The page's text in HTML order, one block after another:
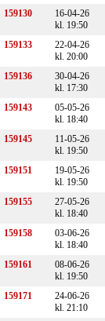
159130
16-04-26
kl. 19:50
159133
22-04-26
kl. 20:00
159136
30-04-26
kl. 17:30
159143
05-05-26
kl. 18:40
159145
11-05-26
kl. 19:50
159151
19-05-26
kl. 19:50
159155
27-05-26
kl. 18:40
159158
03-06-26
kl. 18:40
159161
08-06-26
kl. 19:50
159171
24-06-26
kl. 21:10